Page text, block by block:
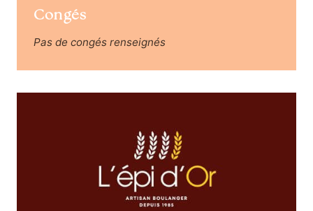
Congés
Pas de congés renseignés